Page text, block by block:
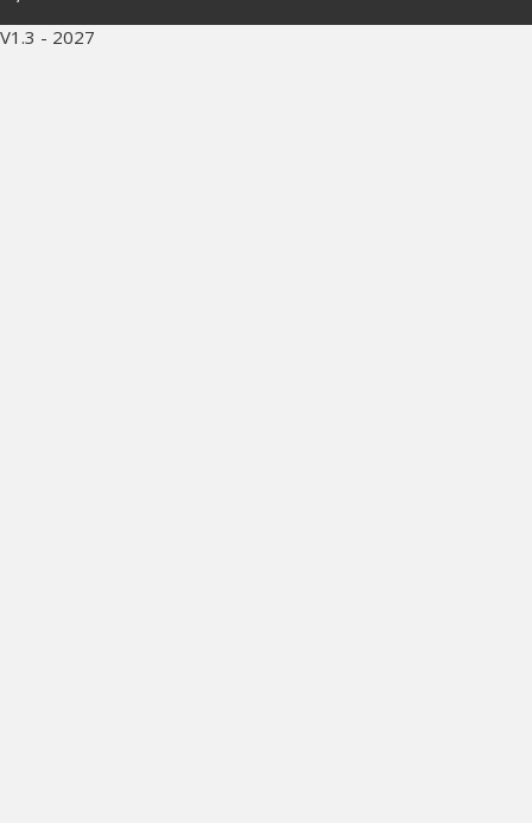
V1.3 - 2027